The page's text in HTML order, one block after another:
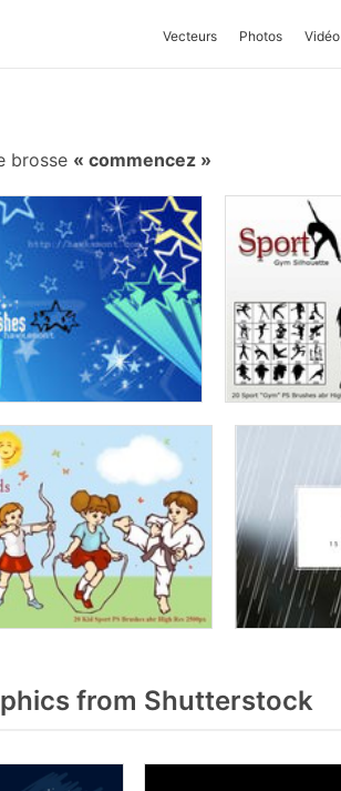
Vecteurs Photos Vidéo
brosse commencez
from Shutterstock